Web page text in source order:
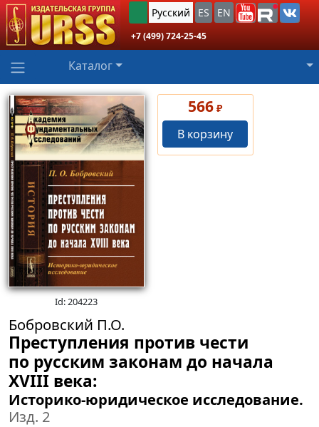
Русский ES EN
+7 (499) 724-25-45
Каталог
Id: 204223
566 ₽
В корзину
Бобровский П.О.
Преступления против чести
по русским законам до начала
XVIII века:
Историко-юридическое исследование.
Изд. 2